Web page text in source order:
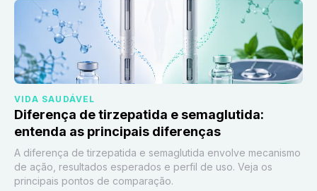
VIDA SAUDÁVEL
Diferença de tirzepatida e semaglutida:
entenda as principais diferenças
A diferença de tirzepatida e semaglutida envolve mecanismo
de ação, resultados esperados e perfil de uso. Veja os
principais pontos de comparação.